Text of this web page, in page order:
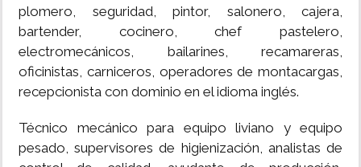
plomero, seguridad, pintor, salonero, cajera,
bartender, cocinero, chef pastelero,
electromecánicos, bailarines, recamareras,
oficinistas, carniceros, operadores de montacargas,
recepcionista con dominio en el idioma inglés.
Técnico mecánico para equipo liviano y equipo
pesado, supervisores de higienización, analistas de